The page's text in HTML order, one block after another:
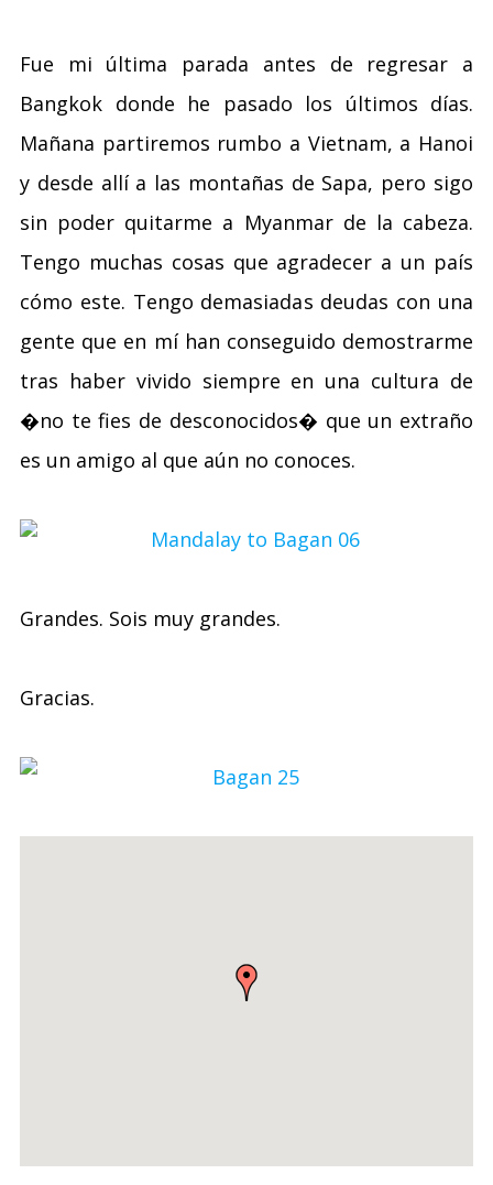
Fue mi última parada antes de regresar a
Bangkok donde he pasado los últimos días.
Mañana partiremos rumbo a Vietnam, a Hanoi
y desde allí a las montañas de Sapa, pero sigo
sin poder quitarme a Myanmar de la cabeza.
Tengo muchas cosas que agradecer a un país
cómo este. Tengo demasiadas deudas con una
gente que en mí han conseguido demostrarme
tras haber vivido siempre en una cultura de
�no te fies de desconocidos� que un extraño
es un amigo al que aún no conoces.
Grandes. Sois muy grandes.
Gracias.